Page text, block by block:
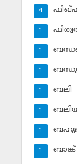
4
1
1
1
ബലി
1
1
1
1